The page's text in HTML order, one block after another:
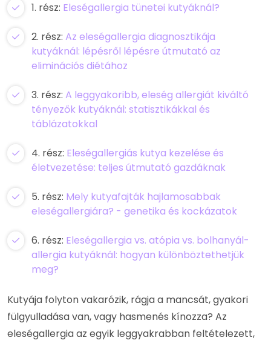
1. rész: Eleségallergia tünetei kutyáknál?
2. rész: Az eleségallergia diagnosztikája
kutyáknál: lépésről lépésre útmutató az
eliminációs diétához
3. rész: A leggyakoribb, eleség allergiát kiváltó
tényezők kutyáknál: statisztikákkal és
táblázatokkal
4. rész: Eleségallergiás kutya kezelése és
életvezetése: teljes útmutató gazdáknak
5. rész: Mely kutyafajták hajlamosabbak
eleségallergiára? - genetika és kockázatok
6. rész: Eleségallergia vs. atópia vs. bolhanyál-
allergia kutyáknál: hogyan különböztethetjük
meg?
Kutyája folyton vakarózik, rágja a mancsát, gyakori
fülgyulladása van, vagy hasmenés kínozza? Az
eleségallergia az egyik leggyakrabban feltételezett,